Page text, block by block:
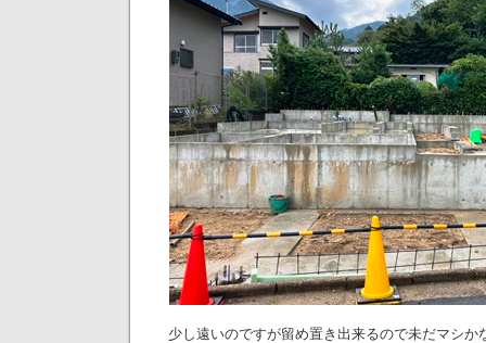
少し遠いのですが留め置き出来るので未だマシ